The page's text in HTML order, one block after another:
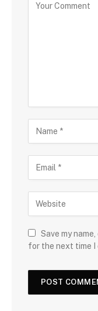
Save my
for the next time I